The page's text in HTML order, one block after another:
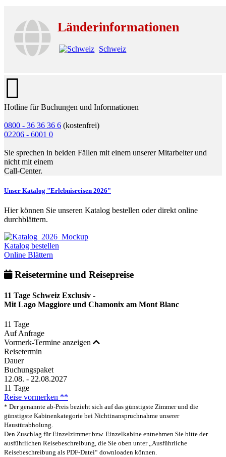
Länderinformationen
Schweiz
Hotline für Buchungen und Informationen
0800 - 36 36 36 6 (kostenfrei)
02206 - 6001 0
Sie sprechen in beiden Fällen mit einem unserer Mitarbeiter und
nicht mit einem
Call-Center.
Unser Katalog "Erlebnisreisen 2026"
Hier können Sie unseren Katalog bestellen oder direkt online
durchblättern.
Katalog bestellen
Online Blättern
Reisetermine und Reisepreise
11 Tage Schweiz Exclusiv -
Mit Lago Maggiore und Chamonix am Mont Blanc
11 Tage
Auf Anfrage
Vormerk-Termine anzeigen
Reisetermin
Dauer
Buchungspaket
12.08. - 22.08.2027
11 Tage
Reise vormerken **
* Der genannte ab-Preis bezieht sich auf das günstigste Zimmer und die
günstigste Kabinenkategorie bei Nichtinanspruchnahme unserer
Haustürabholung.
Den Zuschlag für Einzelzimmer bzw. Einzelkabine entnehmen Sie bitte der
ausführlichen Reisebeschreibung, die Sie oben unter „Ausführliche
Reisebeschreibung als PDF-Datei“ downloaden können.